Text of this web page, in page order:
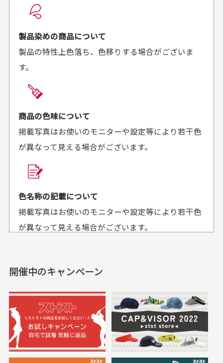
良かった！
がとうございます。丁寧
に梱包されていて、商品
の状態も良好でした。気
があればよろしくお願い
来ました。またお願いし
セールかつポイント
も使えて、お得に購
入出来ました
セールかつポイントも使
満足です。
おります
欲しかったスカートが購
お届け希望日時をご指定頂けます。
ご注文時にご指定下さい。
商品の受け渡しは、ゆうパックでの配送のみとさせて
頂いております。
商品購入からどれくらいで発送してもらえます
か？
平日午前9時までのご注文で最短当日発送させて頂いて
せて頂いております。
送料はいくらかかりますか？
何点ご購入頂いた場合も全国一律で800円とさせて頂
いております。(1配送先につき)
また5,000円(税込)以上お買い物をして頂けた場合は送
※必ず１つのショッピングカートに複数商品を入れて
製品染めの商品について
製品の特性上色落ち、色移りする場合がございま
す。
商品の色味について
掲載写真はお使いのモニターや設定等により若干色
が異なって見える場合がございます。
色名称の記載について
掲載写真はお使いのモニターや設定等により若干色
が異なって見える場合がございます。
実寸サイズについて
一点一点手作業で計測しておりますので、若干の誤
差が生じる場合がございます。
においについて
開催中のキャンペーン